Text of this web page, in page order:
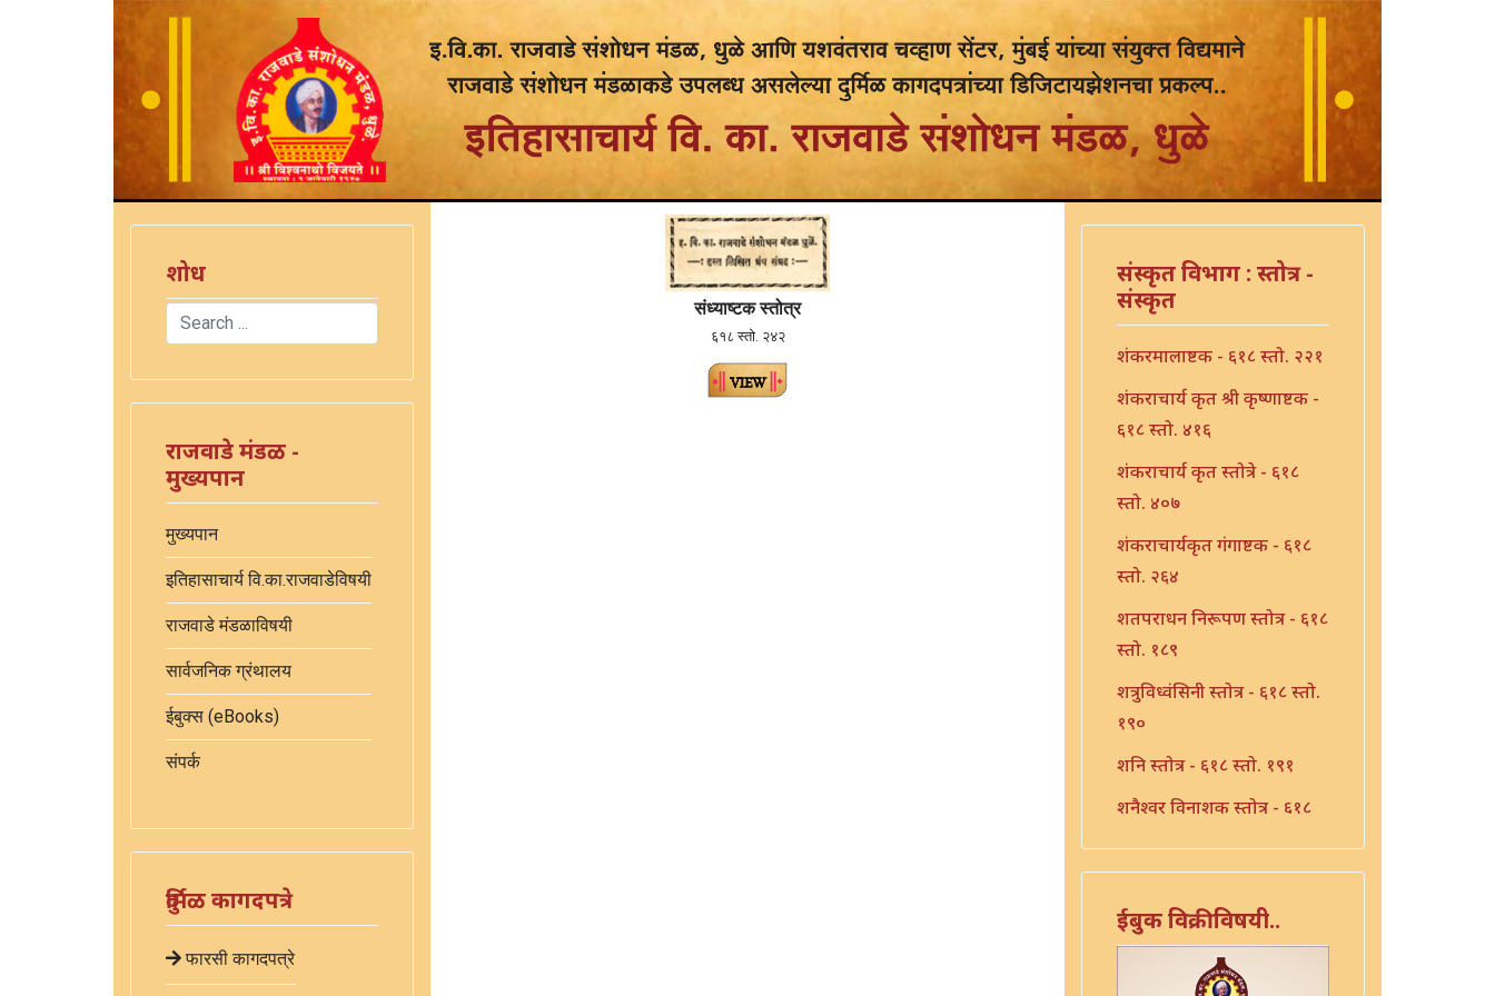
शोध
Search
राजवाडे मंडळ -
मुख्यपान
मुख्यपान
इतिहासाचार्य वि.का.राजवाडेविषयी
राजवाडे मंडळाविषयी
सार्वजनिक ग्रंथालय
ईबुक्स (eBooks)
संपर्क
दुर्मिळ कागदपत्रे
फारसी कागदपत्रे
संध्याष्टक स्तोत्र
६१८ स्तो. २४२
संस्कृत विभाग : स्तोत्र -
संस्कृत
शंकरमालाष्टक - ६१८ स्तो. २२१
शंकराचार्य कृत श्री कृष्णाष्टक -
६१८ स्तो. ४१६
शंकराचार्य कृत स्तोत्रे - ६१८
स्तो. ४०७
शंकराचार्यकृत गंगाष्टक - ६१८
स्तो. २६४
शतपराधन निरूपण स्तोत्र - ६१८
स्तो. १८९
शत्रुविध्वंसिनी स्तोत्र - ६१८ स्तो.
१९०
शनि स्तोत्र - ६१८ स्तो. १९१
शनैश्वर विनाशक स्तोत्र - ६१८
शनैश्वर स्तोत्र - ६१८ स्तो. १९२
शाळग्राम स्तोत्र - ६१८ स्तो. १९५
शितला स्तोत्र - ६१८ स्तो. २२०
ईबुक विक्रीविषयी..